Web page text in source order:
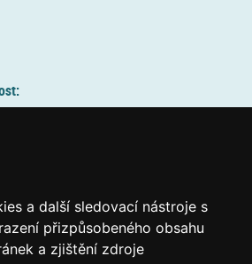
a další sledovací nástroje s
přizpůsobeného obsahu
a zjištění zdroje